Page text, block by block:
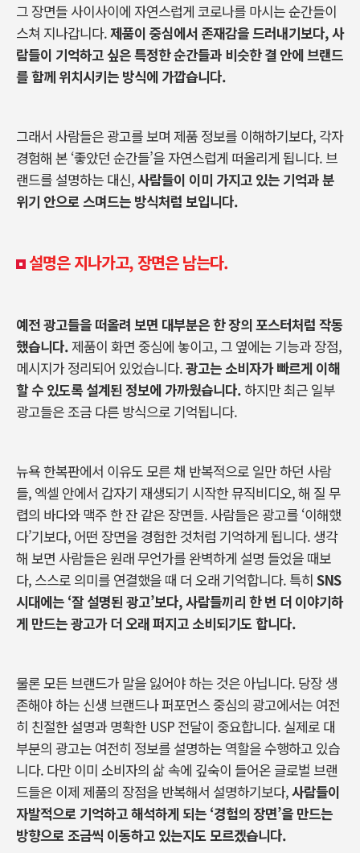
그 장면들 사이사이에 자연스럽게 코로나를 마시는 순간들이
스쳐 지나갑니다.제품이 중심에서 존재감을 드러내기보다,사
람들이 기억하고 싶은 특정한 순간들과 비슷한 결 안에 브랜드
를 함께 위치시키는 방식에 가깝습니다.
그래서 사람들은 광고를 보며 제품 정보를 이해하기보다, 각자
경험해 본 ‘좋았던 순간들’을 자연스럽게 떠올리게 됩니다. 브
랜드를 설명하는 대신,사람들이 이미 가지고 있는 기억과 분
위기 안으로 스며드는 방식처럼 보입니다.
설명은 지나가고, 장면은 남는다.
예전 광고들을 떠올려 보면 대부분은 한 장의 포스터처럼 작동
했습니다.제품이 화면 중심에 놓이고, 그 옆에는 기능과 장점,
메시지가 정리되어 있었습니다.광고는 소비자가 빠르게 이해
할 수 있도록 설계된 정보에 가까웠습니다.하지만 최근 일부
광고들은 조금 다른 방식으로 기억됩니다.
뉴욕 한복판에서 이유도 모른 채 반복적으로 일만 하던 사람
들, 엑셀 안에서 갑자기 재생되기 시작한 뮤직비디오,해 질 무
렵의 바다와 맥주 한 잔 같은 장면들. 사람들은 광고를 ‘이해했
다’기보다, 어떤 장면을 경험한 것처럼 기억하게 됩니다. 생각
해 보면 사람들은 원래 무언가를 완벽하게 설명 들었을 때보
다, 스스로 의미를 연결했을 때 더 오래 기억합니다. 특히 SNS
시대에는 ‘잘 설명된 광고’보다,사람들끼리 한 번 더 이야기하
게 만드는 광고가 더 오래 퍼지고 소비되기도 합니다.
물론 모든 브랜드가 말을 잃어야 하는 것은 아닙니다. 당장 생
존해야 하는 신생 브랜드나 퍼포먼스 중심의 광고에서는 여전
히 친절한 설명과 명확한USP 전달이 중요합니다. 실제로 대
부분의 광고는 여전히 정보를 설명하는 역할을 수행하고 있습
니다. 다만 이미 소비자의 삶 속에 깊숙이 들어온 글로벌 브랜
드들은 이제 제품의 장점을 반복해서 설명하기보다,사람들이
자발적으로 기억하고 해석하게 되는 ‘경험의 장면’을 만드는
방향으로 조금씩 이동하고 있는지도 모르겠습니다.